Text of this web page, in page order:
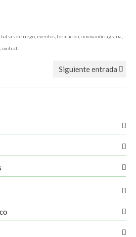
balsas de riego eventos formación innovación agraria
oxifuch
Siguiente entrada